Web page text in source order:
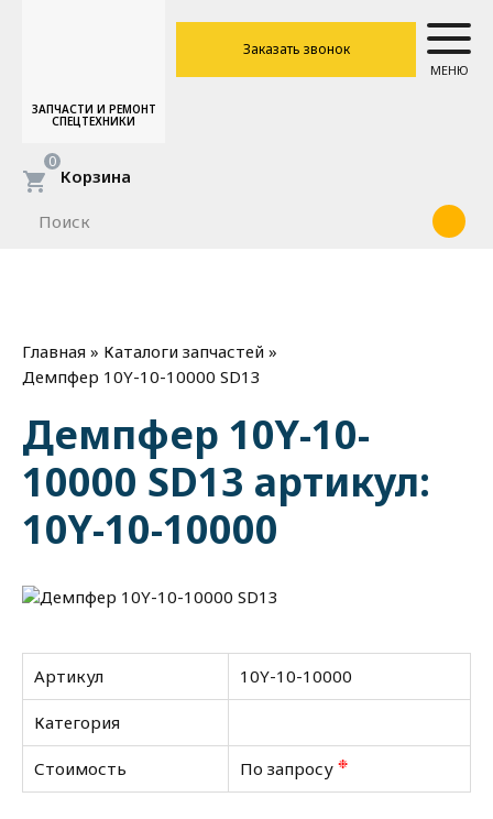
ЗАПЧАСТИ И РЕМОНТ
СПЕЦТЕХНИКИ
Заказать звонок
МЕНЮ
Корзина
0
Главная » Каталоги запчастей »
Демпфер 10Y-10-10000 SD13
Демпфер 10Y-10-
10000 SD13 артикул:
10Y-10-10000
Артикул 10Y-10-10000
Категория
Стоимость По запросу ❉